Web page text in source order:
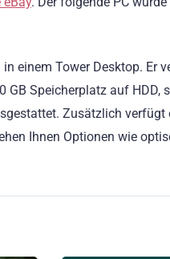
einem Tower Desktop. Er
GB Speicherplatz auf HDD,
Zusätzlich verfügt
Ihnen Optionen wie